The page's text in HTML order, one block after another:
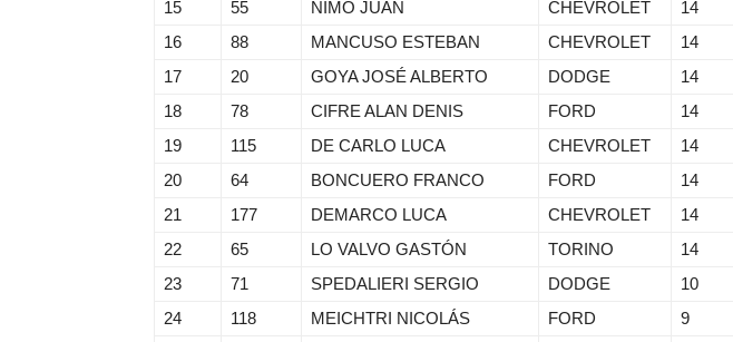
15
55 NIMO JUAN CHEVROLET 14
16
88 MANCUSO ESTEBAN CHEVROLET 14
17
20 GOYA JOSÉ ALBERTO DODGE 14
18
78 CIFRE ALAN DENIS FORD 14
19
115 DE CARLO LUCA CHEVROLET 14
20
64 BONCUERO FRANCO FORD 14
21
177 DEMARCO LUCA CHEVROLET 14
22
65 LO VALVO GASTÓN TORINO 14
23
71 SPEDALIERI SERGIO DODGE 10
24
118 MEICHTRI NICOLÁS FORD 9